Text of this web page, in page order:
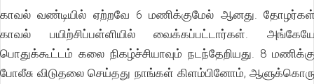
காவல் வண்டியில் ஏற்றவே 6 மணிக்குமேல் ஆனது.
காவல் பயிற்சிப்பள்ளியில் வைக்கப்பட்டார்கள்.
பொதுக்கூட்டம் கலை நிகழ்ச்சியாவும் நடந்தேறியது. 8
போலீசு விடுதலை செய்தது நாங்கள் கிளம்பினோம்,